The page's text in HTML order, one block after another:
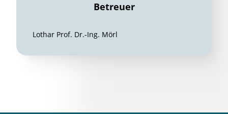
Betreuer
Lothar Prof. Dr.-Ing. Mörl